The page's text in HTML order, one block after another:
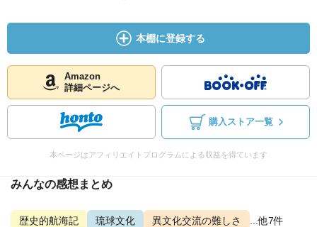
本棚に登録する
Amazon
詳細ページへ
購入ストア一覧
本ページはアフィリエイトプログラムによる収益を得ています
みんなの感想まとめ
歴史的航海記 琉球文化 異文化交流の難しさ ...他7件